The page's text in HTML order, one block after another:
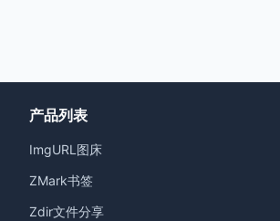
产品列表
ImgURL图床
ZMark书签
Zdir文件分享